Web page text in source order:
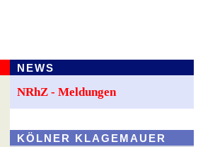
NEWS
NRhZ - Meldungen
KÖLNER KLAGEMAUER